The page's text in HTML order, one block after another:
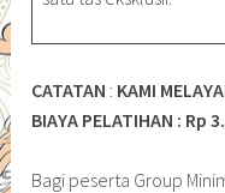
CATATAN : KAMI
BIAYA PELATIHAN :
Bagi peserta Group